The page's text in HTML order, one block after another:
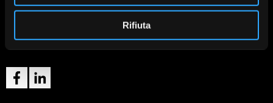
Rifiuta
Tel:+030 3723.1
Partita Iva 00549950988